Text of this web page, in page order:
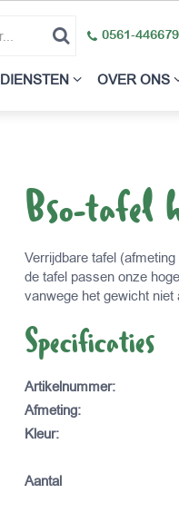
0561-446679
DIENSTEN OVER ONS
Bso-tafel
Verrijdbare tafel
de tafel passen onze
vanwege het gewicht
Specificaties
Artikelnummer:
Afmeting:
Kleur:
Aantal